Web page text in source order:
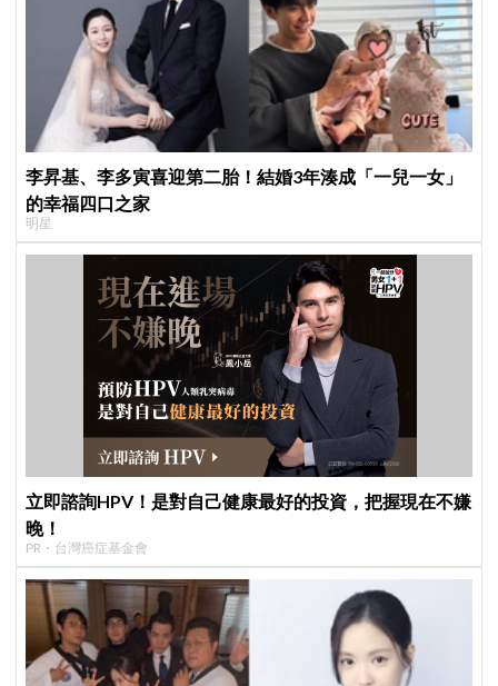
李昇基、李多寅喜迎第二胎！結婚3年湊成「一兒一女」
的幸福四口之家
明星
立即諮詢HPV！是對自己健康最好的投資，把握現在不嫌
晚！
PR・台灣癌症基金會